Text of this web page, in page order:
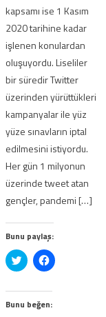
kapsamı ise 1 Kasım
2020 tarihine kadar
işlenen konulardan
oluşuyordu. Liseliler
bir süredir Twitter
üzerinden yürüttükleri
kampanyalar ile yüz
yüze sınavların iptal
edilmesini istiyordu.
Her gün 1 milyonun
üzerinde tweet atan
gençler, pandemi […]
Bunu paylaş:
Twitter
üzerinde
tıklayın
(Yeni
pencerede
Facebook'ta
paylaşmak
(Yeni
pencerede
Bunu beğen: